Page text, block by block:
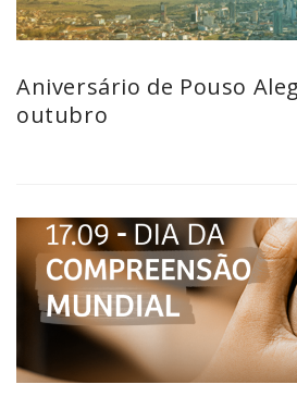
Aniversário de Pouso
outubro